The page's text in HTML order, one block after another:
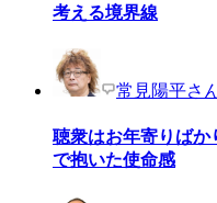
考える境界線
常見陽平さ
聴衆はお年寄りば
で抱いた使命感